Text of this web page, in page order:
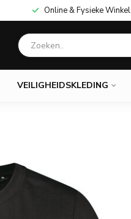
Online & Fysieke Winkel
VEILIGHEIDSKLEDING